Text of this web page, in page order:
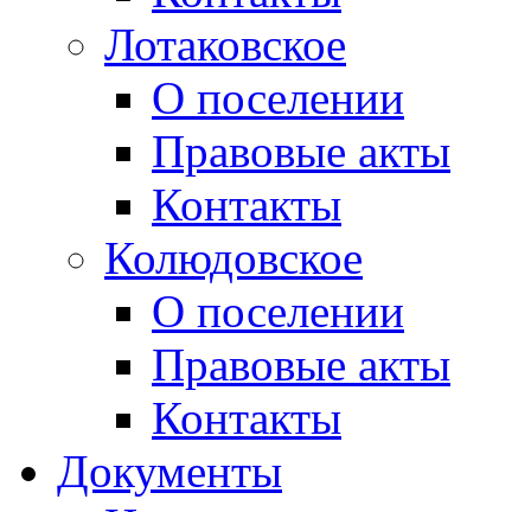
Лотаковское
О поселении
Правовые акты
Контакты
Колюдовское
О поселении
Правовые акты
Контакты
Документы